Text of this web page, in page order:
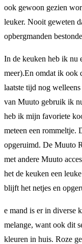
ook gewoon gezien
leuker. Nooit geweten
opbergmanden
In de keuken heb ik nu
meer).En omdat ik ook
laatste tijd nog
van Muuto gebruik ik
heb ik mijn favoriete
meteen een rommeltje.
opgeruimd. De Muuto
met andere Muuto
het de keuken een
blijft het netjes en
e mand is er in diverse
melange, want ook dit
kleuren in huis. Roze